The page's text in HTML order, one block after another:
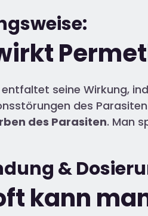
seine Wirkung,
des
des Parasiten. Man
&
kann